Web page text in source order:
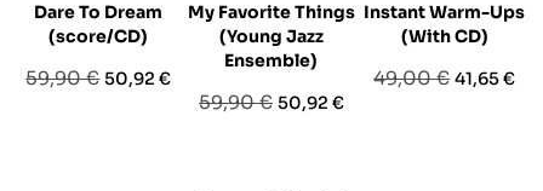
Dare To Dream
(score/CD)
Prezzo
59,90 €Prezzo
50,92 €
My Favorite Things
(Young Jazz
Ensemble)
Prezzo
59,90 € Prezzo
50,92 €
Instant Warm-Ups
(With CD)
Prezzo
49,00 € Prezzo
41,65 €